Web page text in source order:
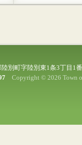
別町字陸別東1条3丁目1
Copyright © 2026 Town